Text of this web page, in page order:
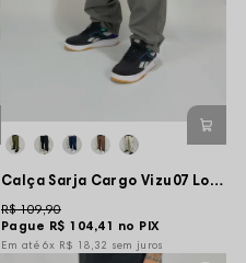
Calça Sarja Cargo Vizu07 Logo Monkey - Cinza
Pague R$ 104,41 no PIX
R$ 109,90
6x R$ 18,32 sem juros